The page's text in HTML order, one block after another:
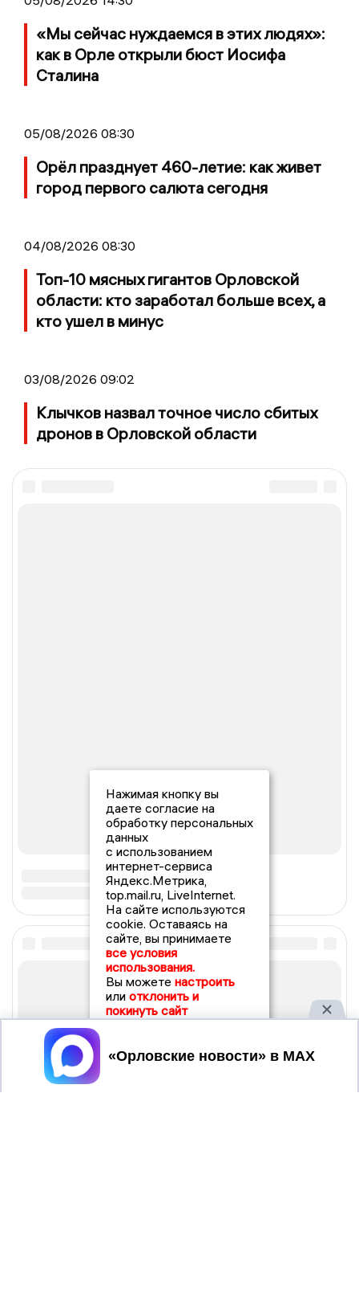
«Мы сейчас нуждаемся в этих людях»:
как в Орле открыли бюст Иосифа
Сталина
05/08/2026 08:30
Орёл празднует 460-летие: как живет
город первого салюта сегодня
04/08/2026 08:30
Топ-10 мясных гигантов Орловской
области: кто заработал больше всех, а
кто ушел в минус
03/08/2026 09:02
Клычков назвал точное число сбитых
дронов в Орловской области
Нажимая кнопку вы
даете согласие на
обработку персональных
данных
с использованием
интернет-сервиса
Яндекс.Метрика,
top.mail.ru, LiveInternet.
На сайте используются
cookie. Оставаясь на
сайте, вы принимаете
все условия
использования.
Вы можете настроить
или отклонить и
покинуть сайт
Принять